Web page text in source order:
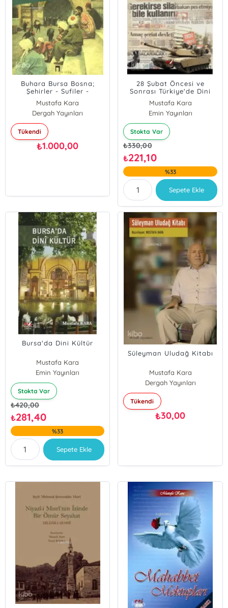
Buhara Bursa Bosna;
Şehirler - Sufiler -
Tekkeler
Mustafa Kara
Dergah Yayınları
Tükendi
₺1.000,00
28 Şubat Öncesi ve
Sonrası Türkiye'de Dini
Hayat
Mustafa Kara
Emin Yayınları
Stokta Var
₺330,00
₺221,10
%33
Sepete Ekle
Bursa'da Dini Kültür
Mustafa Kara
Emin Yayınları
Stokta Var
₺420,00
₺281,40
%33
Sepete Ekle
Süleyman Uludağ Kitabı
Mustafa Kara
Dergah Yayınları
Tükendi
₺30,00